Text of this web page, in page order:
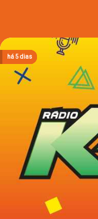
há 2 dias
há 2 dias
há 2 dias
há 2 dias
há 5 dias